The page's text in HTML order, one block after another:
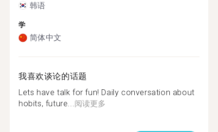
韩语
学
简体中文
我喜欢谈论的话题
Lets have talk for fun! Daily conversation about
hobits, future...阅读更多